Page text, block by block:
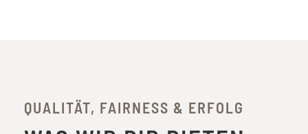
QUALITÄT, FAIRNESS & ERFOLG